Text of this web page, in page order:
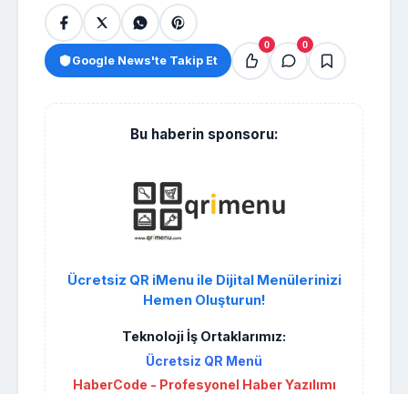
Google News'te Takip Et
0 0
Bu haberin sponsoru:
Ücretsiz QR iMenu ile Dijital Menülerinizi
Hemen Oluşturun!
Teknoloji İş Ortaklarımız:
Ücretsiz QR Menü
HaberCode - Profesyonel Haber Yazılımı